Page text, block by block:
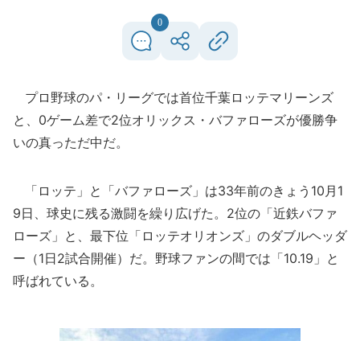
0
プロ野球のパ・リーグでは首位千葉ロッテマリーンズ
と、0ゲーム差で2位オリックス・バファローズが優勝争
いの真っただ中だ。
「ロッテ」と「バファローズ」は33年前のきょう10月1
9日、球史に残る激闘を繰り広げた。2位の「近鉄バファ
ローズ」と、最下位「ロッテオリオンズ」のダブルヘッダ
ー（1日2試合開催）だ。野球ファンの間では「10.19」と
呼ばれている。